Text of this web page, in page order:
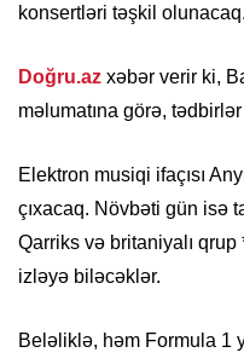
konsertləri təşkil olunacaq.
Doğru.az xəbər verir ki,
məlumatına görə,
Elektron musiqi ifaçısı
çıxacaq. Növbəti gün isə
Qarriks və britaniyalı qrup
izləyə biləcəklər.
Beləliklə, həm Formula 1